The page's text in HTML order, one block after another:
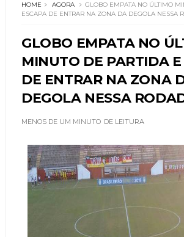
HOME AGORA
GLOBO EMPATA NO ÚLTIMO
ESCAPA DE ENTRAR NA ZONA DA DEGOLA NESSA
GLOBO EMPATA NO
MINUTO DE PARTIDA E
DE ENTRAR NA ZONA
DEGOLA NESSA
MENOS DE UM MINUTO DE LEITURA